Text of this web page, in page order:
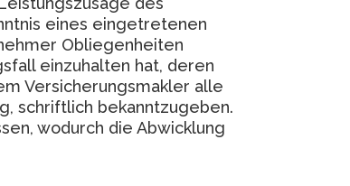
eines eingetretenen
Obliegenheiten
einzuhalten hat, deren
Versicherungsmakler alle
schriftlich bekanntzugeben.
wodurch die Abwicklung